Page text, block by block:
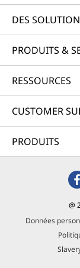
DES
PRODUITS &
RESSOURCES
CUSTOMER
PRODUITS
@
Données